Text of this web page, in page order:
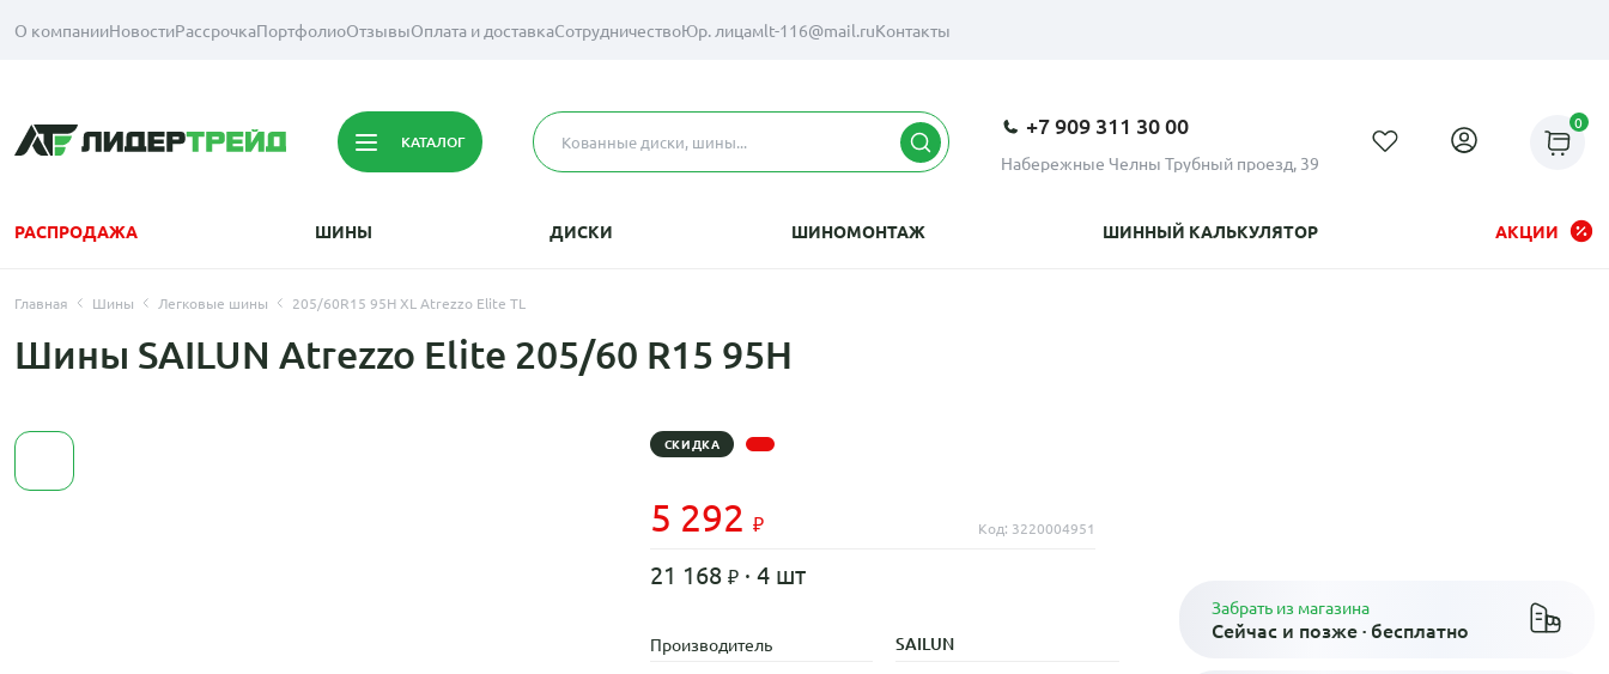
О компанииНовостиРассрочкаПортфолиоОтзывыОплата и доставкаСотрудничествоЮр. лицамlt-116@mail.ruКонтакты
КАТАЛОГ
+7 909 311 30 00
Набережные Челны Трубный проезд, 39
0
РАСПРОДАЖА ШИНЫ ДИСКИ ШИНОМОНТАЖ ШИННЫЙ КАЛЬКУЛЯТОР АКЦИИ
Главная Шины Легковые шины 205/60R15 95H XL Atrezzo Elite TL
Шины SAILUN Atrezzo Elite 205/60 R15 95H
СКИДКА
5 292 Код: 3220004951
21 168 · 4 шт
Производитель SAILUN
Забрать из магазина
Сейчас и позже · бесплатно